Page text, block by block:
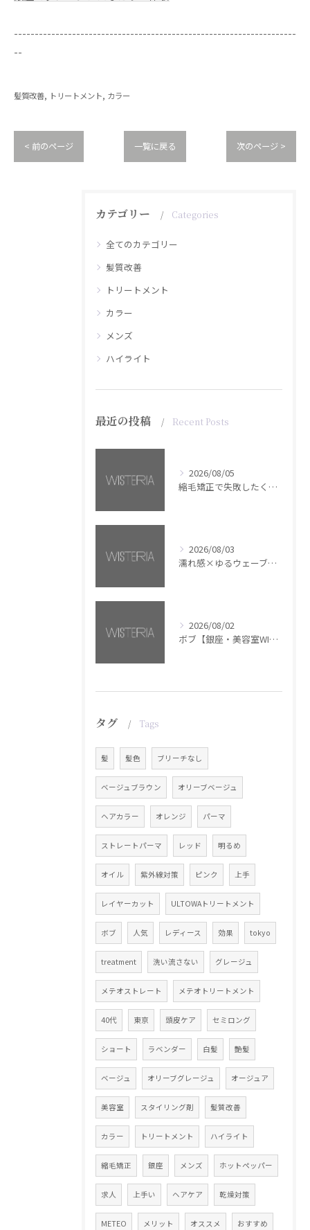
--------------------------------------------------------------------
--
髪質改善 トリートメント カラー
< 前のページ 一覧に戻る 次のページ >
カテゴリー Categories
全てのカテゴリー
髪質改善
トリートメント
カラー
メンズ
ハイライト
最近の投稿 Recent Posts
2026/08/05
縮毛矯正で失敗したくない方へ【銀座・美容室WISTERIA】
2026/08/03
濡れ感×ゆるウェーブミディアム【銀座・美容室WISTERIA】
2026/08/02
ボブ【銀座・美容室WISTERIA】
タグ Tags
髪 髪色 ブリーチなし
ベージュブラウン オリーブベージュ
ヘアカラー オレンジ パーマ
ストレートパーマ レッド 明るめ
オイル 紫外線対策 ピンク 上手
レイヤーカット ULTOWAトリートメント
ボブ 人気 レディース 効果 tokyo
treatment 洗い流さない グレージュ
メテオストレート メテオトリートメント
40代 東京 頭皮ケア セミロング
ショート ラベンダー 白髪 艶髪
ベージュ オリーブグレージュ オージュア
美容室 スタイリング剤 髪質改善
カラー トリートメント ハイライト
縮毛矯正 銀座 メンズ ホットペッパー
求人 上手い ヘアケア 乾燥対策
METEO メリット オススメ おすすめ